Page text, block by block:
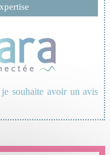
souhaite avoir un avis